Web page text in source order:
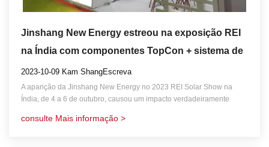
Jinshang New Energy estreou na exposição REI
na Índia com componentes TopCon + sistema de
armazenamento de energia
2023-10-09 Kam ShangEscreva
A aparição da Jinshang New Energy no 2023 REI Solar Show na
Índia, de 4 a 6 de outubro, causou um impacto verdadeiramente
consulte Mais informação >